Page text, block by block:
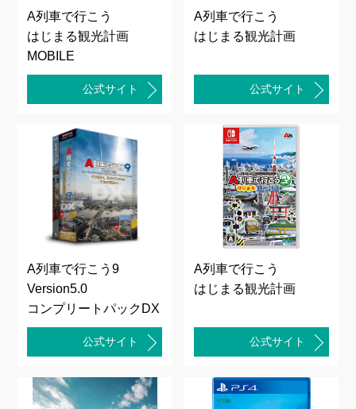
A列車で行こう
はじまる観光計画
MOBILE
公式サイト
A列車で行こう
はじまる観光計画
公式サイト
A列車で行こう9
Version5.0
コンプリートパックDX
公式サイト
A列車で行こう
はじまる観光計画
公式サイト